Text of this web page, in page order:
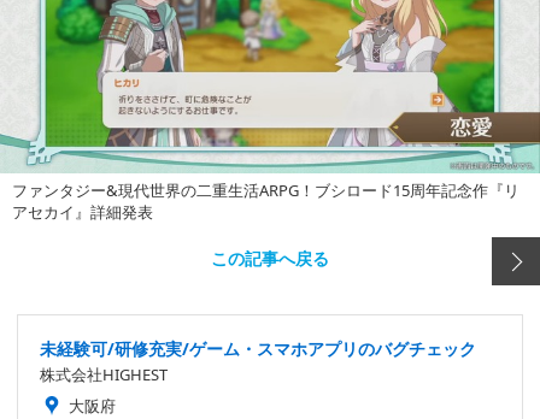
ファンタジー&現代世界の二重生活ARPG！ブシロード15周年記念作『リ
アセカイ』詳細発表
この記事へ戻る
未経験可/研修充実/ゲーム・スマホアプリのバグチェック
株式会社HIGHEST
大阪府